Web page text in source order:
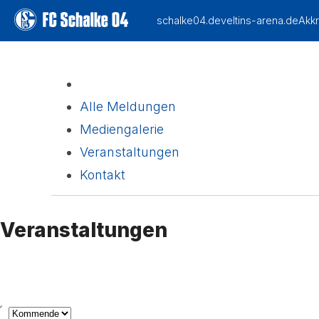
Alle Meldungen
Mediengalerie
Veranstaltungen
Kontakt
Veranstaltungen